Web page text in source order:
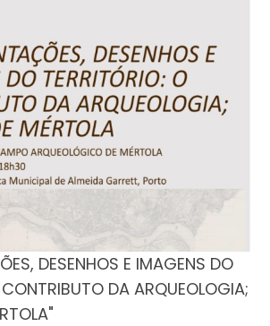
DESENHOS E IMAGENS DO
DA ARQUEOLOGIA;